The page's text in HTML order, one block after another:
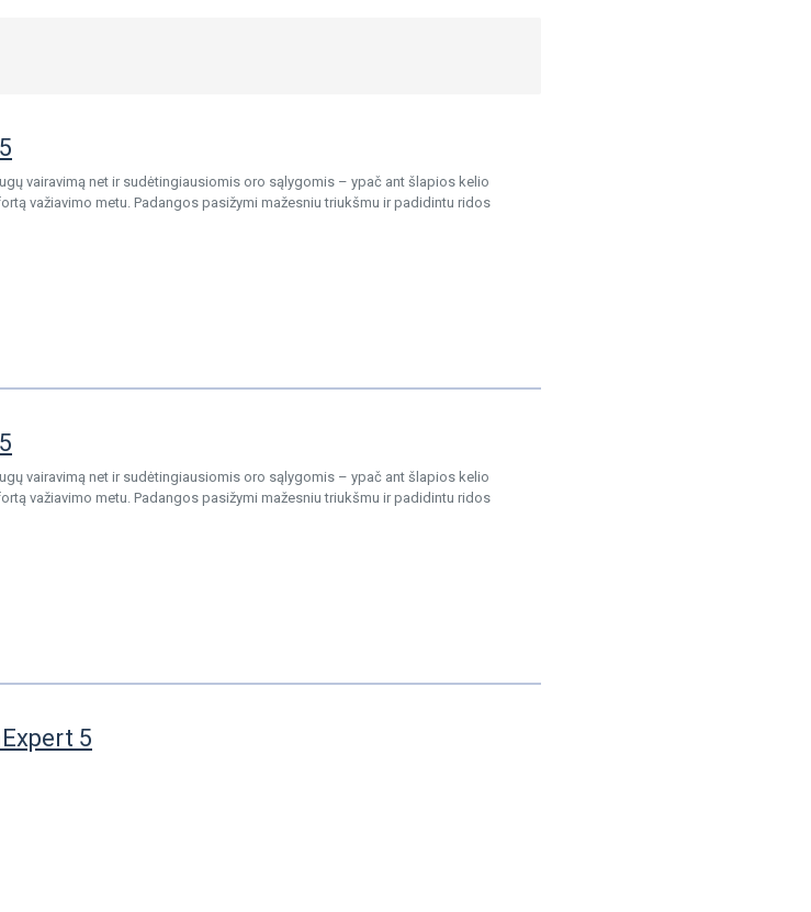
vairavimą net ir sudėtingiausiomis oro sąlygomis – ypač ant šlapios kelio
važiavimo metu. Padangos pasižymi mažesniu triukšmu ir padidintu ridos
vairavimą net ir sudėtingiausiomis oro sąlygomis – ypač ant šlapios kelio
važiavimo metu. Padangos pasižymi mažesniu triukšmu ir padidintu ridos
5